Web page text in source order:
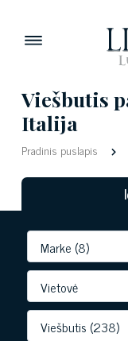
Viešbutis
Italija
Pradinis puslapis